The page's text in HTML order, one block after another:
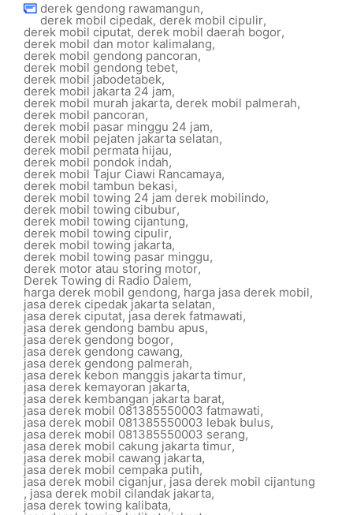
derek gendong rawamangun,
derek mobil cipedak, derek mobil cipulir,
derek mobil ciputat, derek mobil daerah bogor,
derek mobil dan motor kalimalang,
derek mobil gendong pancoran,
derek mobil gendong tebet,
derek mobil jabodetabek,
derek mobil jakarta 24 jam,
derek mobil murah jakarta,derek mobil palmerah,
derek mobil pancoran,
derek mobil pasar minggu 24 jam,
derek mobil pejaten jakarta selatan,
derek mobil permata hijau,
derek mobil pondok indah,
derek mobil Tajur Ciawi Rancamaya,
derek mobil tambun bekasi,
derek mobil towing 24 jam derek mobilindo,
derek mobil towing cibubur,
derek mobil towing cijantung,
derek mobil towing cipulir,
derek mobil towing jakarta,
derek mobil towing pasar minggu,
derek motor atau storing motor,
Derek Towing di Radio Dalem,
harga derek mobil gendong, harga jasa derek mobil,
jasa derek cipedak jakarta selatan,
jasa derek ciputat, jasa derek fatmawati,
jasa derek gendong bambu apus,
jasa derek gendong bogor,
jasa derek gendong cawang,
jasa derek gendong palmerah,
jasa derek kebon manggis jakarta timur,
jasa derek kemayoran jakarta,
jasa derek kembangan jakarta barat,
jasa derek mobil 081385550003 fatmawati,
jasa derek mobil 081385550003 lebak bulus,
jasa derek mobil 081385550003 serang,
jasa derek mobil cakung jakarta timur,
jasa derek mobil cawang jakarta,
jasa derek mobil cempaka putih,
jasa derek mobil ciganjur, jasa derek mobil cijantung
, jasa derek mobil cilandak jakarta,
jasa derek towing kalibata,